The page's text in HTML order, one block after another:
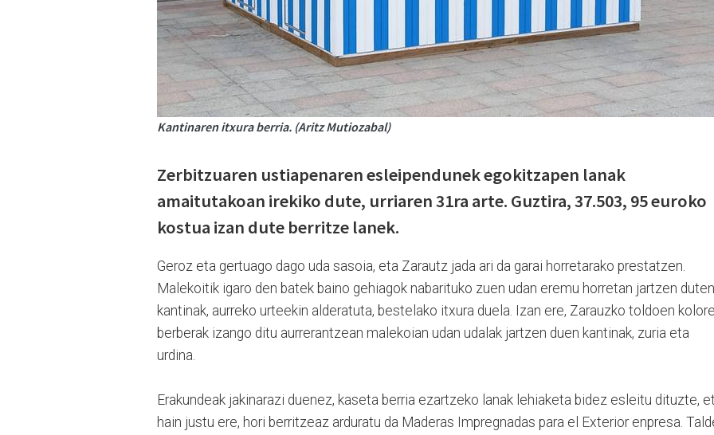
Kantinaren itxura berria. (Aritz Mutiozabal)
Zerbitzuaren ustiapenaren esleipendunek egokitzapen lanak
amaitutakoan irekiko dute, urriaren 31ra arte. Guztira, 37.503, 95 euroko
kostua izan dute berritze lanek.
Geroz eta gertuago dago uda sasoia, eta Zarautz jada ari da garai horretarako prestatzen.
Malekoitik igaro den batek baino gehiagok nabarituko zuen udan eremu horretan jartzen duten
kantinak, aurreko urteekin alderatuta, bestelako itxura duela. Izan ere, Zarauzko toldoen kolore
berberak izango ditu aurrerantzean malekoian udan udalak jartzen duen kantinak, zuria eta
urdina.
Erakundeak jakinarazi duenez, kaseta berria ezartzeko lanak lehiaketa bidez esleitu dituzte,
hain justu ere, hori berritzeaz arduratu da Maderas Impregnadas para el Exterior enpresa.